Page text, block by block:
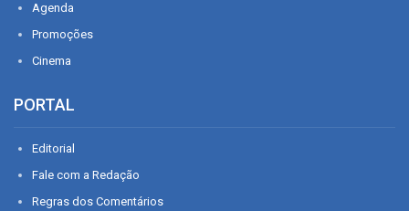
Agenda
Promoções
Cinema
PORTAL
Editorial
Fale com a Redação
Regras dos Comentários